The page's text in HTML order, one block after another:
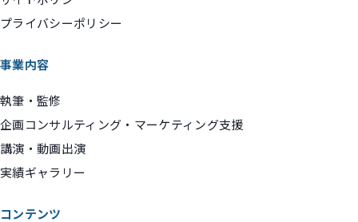
プライバシーポリシー
事業内容
執筆・監修
企画コンサルティング・マーケティング支援
講演・動画出演
実績ギャラリー
コンテンツ